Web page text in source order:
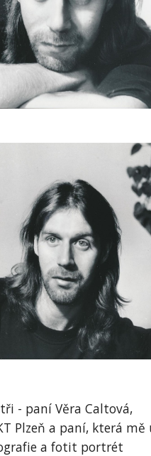
- paní Věra Caltová,
Plzeň a paní, která mě
a fotit portrét